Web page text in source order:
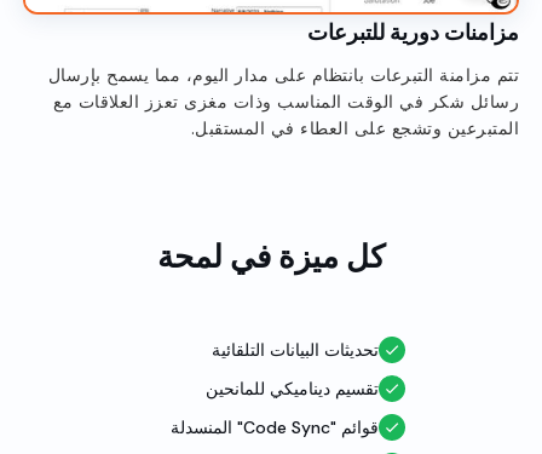
مزامنات دورية للتبرعات
تتم مزامنة التبرعات بانتظام على مدار اليوم، مما يسمح بإرسال
رسائل شكر في الوقت المناسب وذات مغزى تعزز العلاقات مع
المتبرعين وتشجع على العطاء في المستقبل.
كل ميزة في لمحة
تحديثات البيانات التلقائية
تقسيم ديناميكي للمانحين
قوائم "Code Sync" المنسدلة